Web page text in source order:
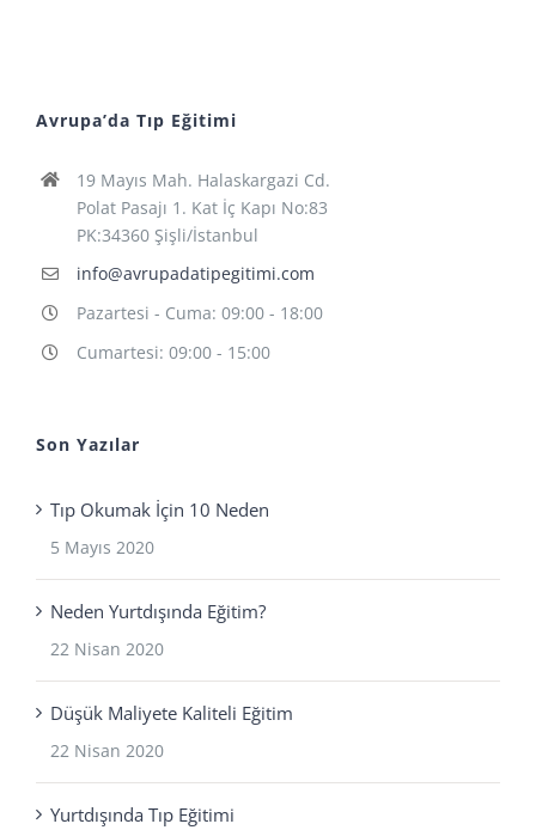
19 Mayıs Mah. Halaskargazi Cd.
Polat Pasajı 1. Kat İç Kapı No:83
PK:34360 Şişli/İstanbul
info@avrupadatipegitimi.com
Pazartesi - Cuma: 09:00 - 18:00
Tıp Okumak İçin 10 Neden
5 Mayıs 2020
Neden Yurtdışında Eğitim?
22 Nisan 2020
Düşük Maliyete Kaliteli Eğitim
22 Nisan 2020